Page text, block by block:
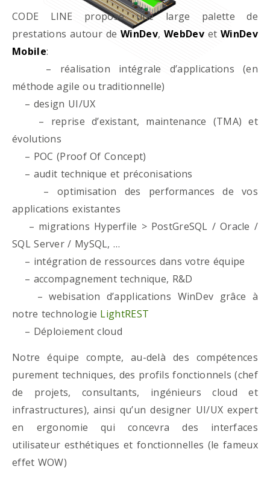
CODE LINE propose une large palette de
prestations autour deWinDev,WebDevet WinDev
Mobile:
– réalisation intégrale d’applications (en
méthode agile ou traditionnelle)
– design UI/UX
– reprise d’existant, maintenance (TMA) et
évolutions
– POC (Proof Of Concept)
– audit technique et préconisations
– optimisation des performances de vos
applications existantes
– migrations Hyperfile > PostGreSQL / Oracle /
SQL Server / MySQL, …
– intégration de ressources dans votre équipe
– accompagnement technique, R&D
– webisation d’applications WinDev grâce à
notre technologie LightREST
– Déploiement cloud
Notre équipe compte, au-delà des compétences
purement techniques, des profils fonctionnels (chef
de projets, consultants, ingénieurs cloud et
infrastructures), ainsi qu’un designer UI/UX expert
en ergonomie qui concevra des interfaces
utilisateur esthétiques et fonctionnelles (le fameux
effet WOW)